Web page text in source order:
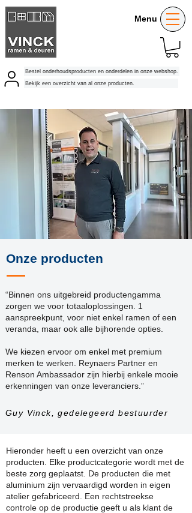
Bekijk een overzicht van al onze producten.
Bestel onderhoudsproducten en onderdelen in onze webshop.
Menu
Onze producten
“Binnen ons uitgebreid productengamma
zorgen we voor totaaloplossingen. 1
aanspreekpunt, voor niet enkel ramen of een
veranda, maar ook alle bijhorende opties.
We kiezen ervoor om enkel met premium
merken te werken. Reynaers Partner en
Renson Ambassador zijn hierbij enkele mooie
erkenningen van onze leveranciers.”
Guy Vinck, gedelegeerd bestuurder
Hieronder heeft u een overzicht van onze
producten. Elke productcategorie wordt met de
beste zorg geplaatst. De producten die met
aluminium zijn vervaardigd worden in eigen
atelier gefabriceerd. Een rechtstreekse
controle op de productie geeft u als klant de